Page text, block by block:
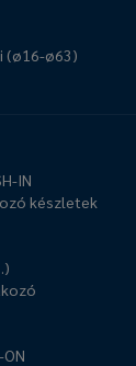
(ø16-ø63)
IN
készletek